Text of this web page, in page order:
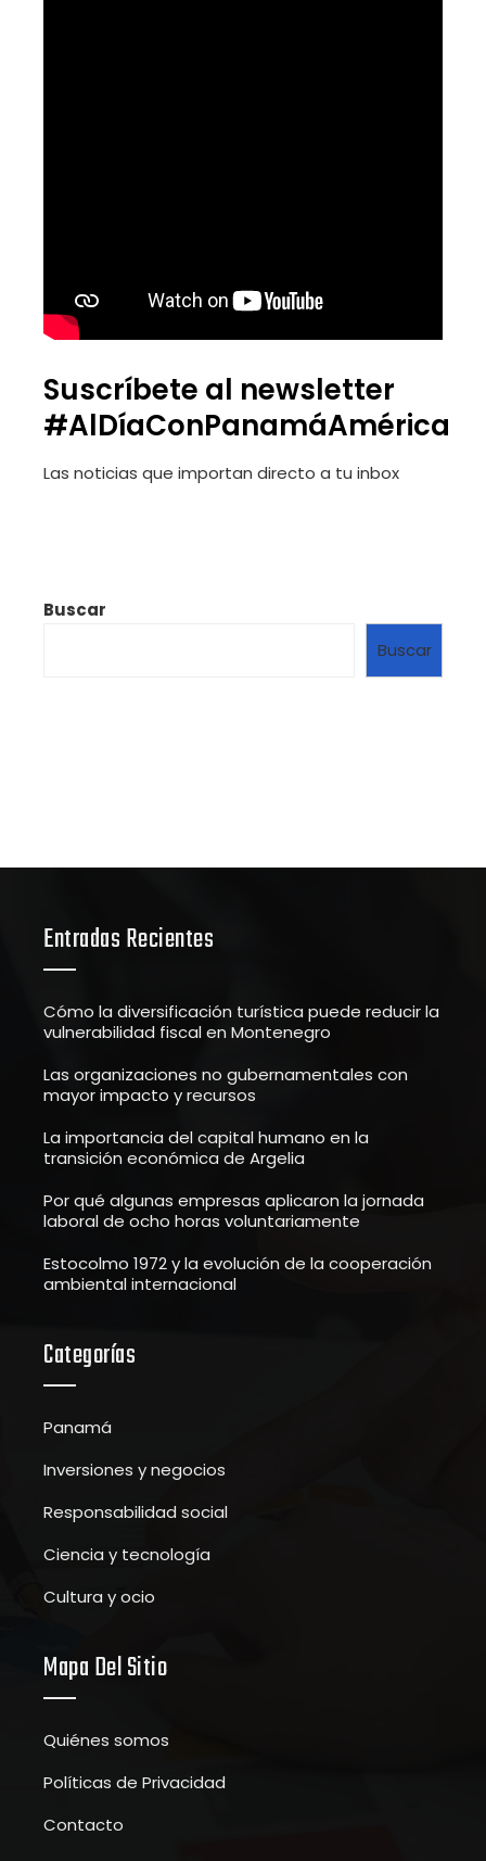
Suscríbete al newsletter
#AlDíaConPanamáAmérica
Las noticias que importan directo a tu inbox
Buscar
Buscar
Entradas Recientes
Cómo la diversificación turística puede reducir la
vulnerabilidad fiscal en Montenegro
Las organizaciones no gubernamentales con
mayor impacto y recursos
La importancia del capital humano en la
transición económica de Argelia
Por qué algunas empresas aplicaron la jornada
laboral de ocho horas voluntariamente
Estocolmo 1972 y la evolución de la cooperación
ambiental internacional
Categorías
Panamá
Inversiones y negocios
Responsabilidad social
Ciencia y tecnología
Cultura y ocio
Mapa Del Sitio
Quiénes somos
Políticas de Privacidad
Contacto